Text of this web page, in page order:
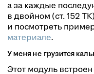
а за каждые
в двойном (ст. 152
и посмотреть
материале.
У меня не грузится
Этот модуль